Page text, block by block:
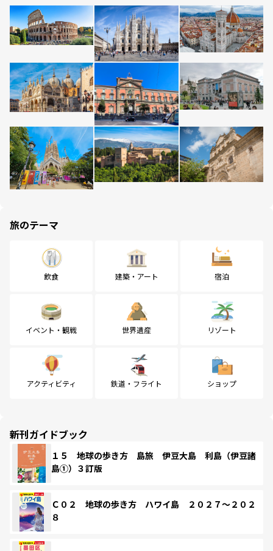
旅のテーマ
飲食 建築・アート 宿泊
イベント・観戦 世界遺産 リゾート
アクティビティ 鉄道・フライト ショップ
新刊ガイドブック
１５ 地球の歩き方 島旅 伊豆大島 利島（伊豆諸
島①）３訂版
Ｃ０２ 地球の歩き方 ハワイ島 ２０２７～２０２
８